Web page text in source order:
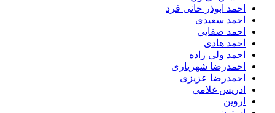
احمد ابوذر خانی فرد
احمد سعیدی
احمد صفایی
احمد هادی
احمد ولی زاده
احمدرضا شهریاری
احمدرضا عزیزی
ادریس غلامی
اروین